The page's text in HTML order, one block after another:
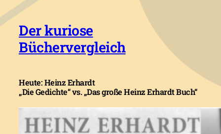
Der kuriose
Büchervergleich
Heute: Heinz Erhardt
„Die Gedichte“ vs. „Das große Heinz Erhardt Buch“